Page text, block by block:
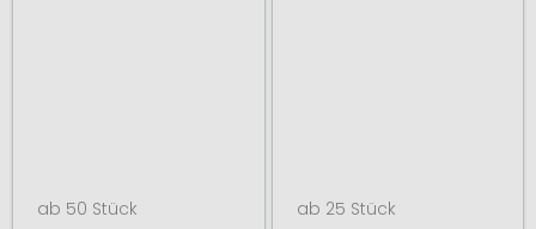
ab 50 Stück ab 25 Stück